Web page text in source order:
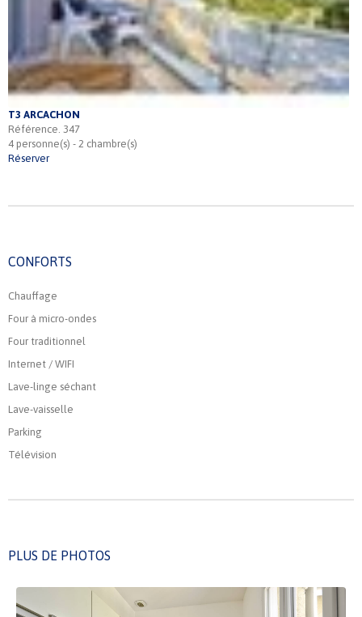
T3 ARCACHON
Référence. 347
4 personne(s) - 2 chambre(s)
Réserver
CONFORTS
Chauffage
Four à micro-ondes
Four traditionnel
Internet / WIFI
Lave-linge séchant
Lave-vaisselle
Parking
Télévision
PLUS DE PHOTOS